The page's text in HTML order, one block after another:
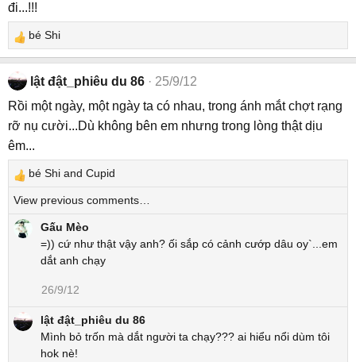
đi...!!!
R
e
a
c
t
i
o
n
s
bé Shi
lật đật_phiêu du 86
25/9/12
Rồi một ngày, một ngày ta có nhau, trong ánh mắt chợt rạng
rỡ nụ cười...Dù không bên em nhưng trong lòng thật dịu
êm...
R
e
c
:
bé Shi and Cupid
View previous comments…
Gấu Mèo
=)) cứ như thật vậy anh? ối sắp có cảnh cướp dâu oy`...em
dắt anh chạy
26/9/12
lật đật_phiêu du 86
Mình bỏ trốn mà dắt người ta chạy??? ai hiểu nổi dùm tôi
hok nè!